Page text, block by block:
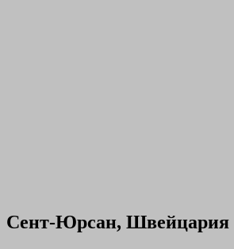
Сент-Юрсан, Швейцария